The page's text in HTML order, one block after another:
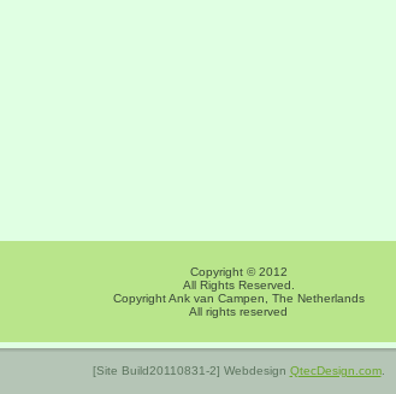
Copyright © 2012
All Rights Reserved.
Copyright Ank van Campen, The Netherlands
All rights reserved
[Site Build20110831-2] Webdesign QtecDesign.com.